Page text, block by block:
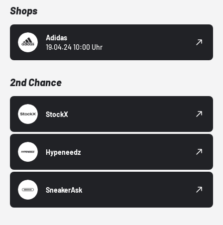
Shops
Adidas
19.04.24 10:00 Uhr
2nd Chance
StockX
Hypeneedz
SneakerAsk